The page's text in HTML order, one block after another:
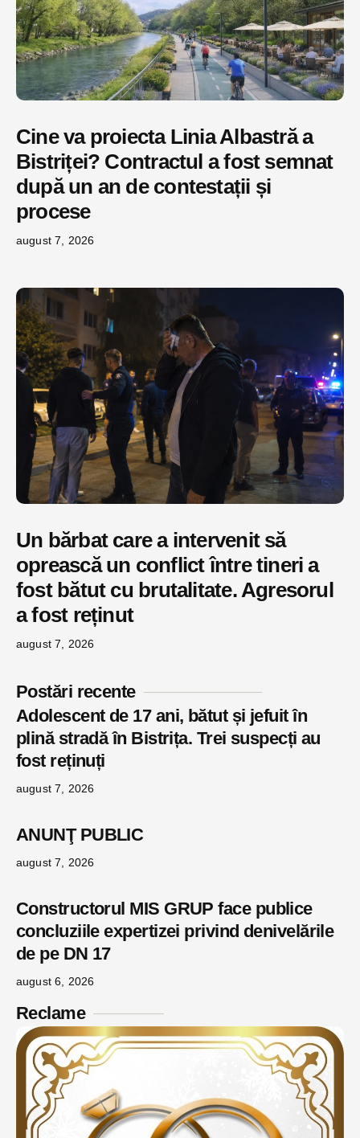
Cine va proiecta Linia Albastră a
Bistriței? Contractul a fost semnat
după un an de contestații și
procese
august 7, 2026
Un bărbat care a intervenit să
oprească un conflict între tineri a
fost bătut cu brutalitate. Agresorul
a fost reținut
august 7, 2026
Postări recente
Adolescent de 17 ani, bătut și jefuit în
plină stradă în Bistrița. Trei suspecți au
fost reținuți
august 7, 2026
ANUNŢ PUBLIC
august 7, 2026
Constructorul MIS GRUP face publice
concluziile expertizei privind denivelările
de pe DN 17
august 6, 2026
Reclame